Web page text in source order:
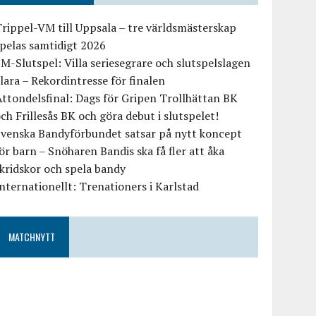
VM till Uppsala – tre världsmästerskap
samtidigt 2026
Slutspel: Villa seriesegrare och slutspelslagen
– Rekordintresse för finalen
Dags för Gripen Trollhättan BK
Frillesås BK och göra debut i slutspelet!
Bandyförbundet satsar på nytt koncept
barn – Snöharen Bandis ska få fler att åka
och spela bandy
Trenationers i Karlstad
MATCHNYTT